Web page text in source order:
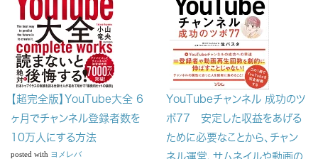
【超完全版】YouTube大全 6
ヶ月でチャンネル登録者数を
10万人にする方法
posted with ヨメレバ
YouTubeチャンネル 成功のツ
ボ77 安定した収益をあげる
ために必要なことから、チャン
ネル運営、サムネイルや動画の